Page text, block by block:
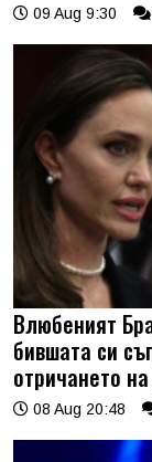
09 Aug 9:30
Влюбеният
бившата си
отричането
08 Aug 20:48